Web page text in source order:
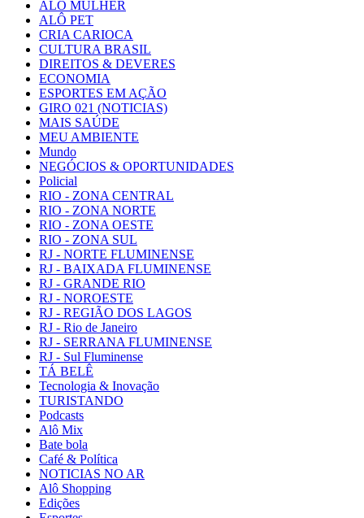
ALÔ MULHER
ALÔ PET
CRIA CARIOCA
CULTURA BRASIL
DIREITOS & DEVERES
ECONOMIA
ESPORTES EM AÇÃO
GIRO 021 (NOTICIAS)
MAIS SAÚDE
MEU AMBIENTE
Mundo
NEGÓCIOS & OPORTUNIDADES
Policial
RIO - ZONA CENTRAL
RIO - ZONA NORTE
RIO - ZONA OESTE
RIO - ZONA SUL
RJ - NORTE FLUMINENSE
RJ - BAIXADA FLUMINENSE
RJ - GRANDE RIO
RJ - NOROESTE
RJ - REGIÃO DOS LAGOS
RJ - Rio de Janeiro
RJ - SERRANA FLUMINENSE
RJ - Sul Fluminense
TÁ BELÊ
Tecnologia & Inovação
TURISTANDO
Podcasts
Alô Mix
Bate bola
Café & Política
NOTICIAS NO AR
Alô Shopping
Edições